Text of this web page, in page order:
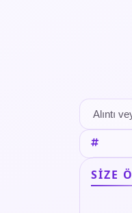
SIZE